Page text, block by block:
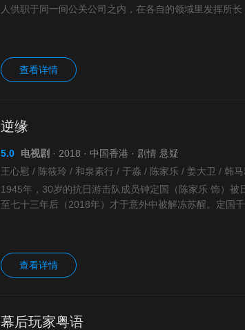
人供职于同一间公关公司之内，在各自的领域里发挥所长
查看详情
逆缘
5.0 电视剧 · 2018 · 中国香港 · 剧情 悬疑
1945年，30岁的抗日游击队成员钟定国（陈家乐 饰）被
至七十三年后（2018年）才于意外中被解冻苏醒。定国
查看详情
幕后玩家粤语